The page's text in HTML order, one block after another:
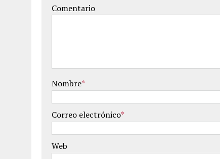
Comentario
Nombre*
Correo electrónico*
Web